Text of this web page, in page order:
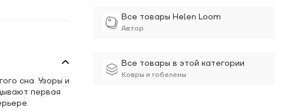
Все товары Helen Loom
Автор
Все товары в этой категории
Ковры и гобелены
сна. Узоры и
первая